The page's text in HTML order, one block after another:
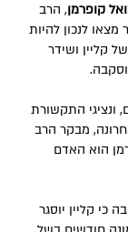
קופרמן, הרב
לנכון להיות
קליין ושידר
התקשורת
מבקר הרב
הוא האדם
קליין יוסגר